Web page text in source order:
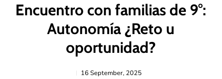
Encuentro con familias de 9°:
Autonomía ¿Reto u
oportunidad?
16 September, 2025